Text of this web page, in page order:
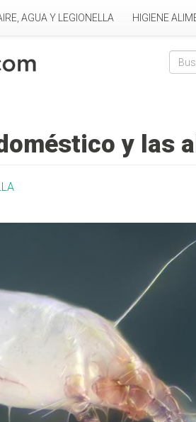
AGUA Y LEGIONELLA HIGIENE
y las